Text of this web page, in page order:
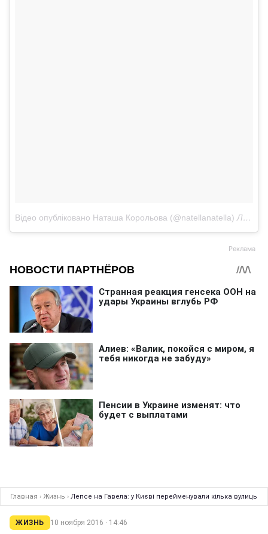
Відео опубліковано Наташа Корольова (@natellanatella) Лис 9 2016 в 3:03 PST
Главная › Жизнь › Лепсе на Гавела: у Києві перейменували кілька вулиць
ЖИЗНЬ 10 ноября 2016 · 14:46